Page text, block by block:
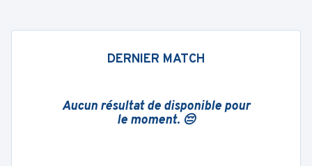
DERNIER MATCH
Aucun résultat de disponible pour
le moment. 😔